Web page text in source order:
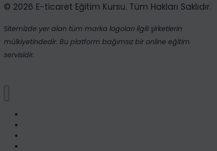
© 2026 E-ticaret Eğitim Kursu. Tüm Hakları Saklıdır.
Sitemizde yer alan tüm marka logoları ilgili şirketlerin
mülkiyetindedir. Bu platform bağımsız bir online eğitim
servisidir.